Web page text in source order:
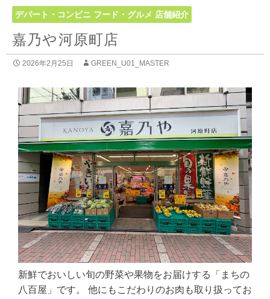
デパート・コンビニ フード・グルメ 店舗紹介
嘉乃や河原町店
2026年2月25日 GREEN_U01_MASTER
新鮮でおいしい旬の野菜や果物をお届けする「まちの
八百屋」です。 他にもこだわりのお肉も取り扱ってお